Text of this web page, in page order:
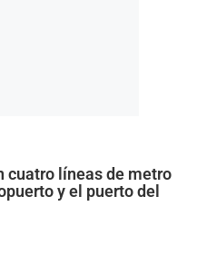
cuatro líneas de metro
y el puerto del